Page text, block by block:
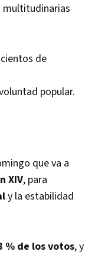
multitudinarias
de
popular.
que va a
XIV, para
y la estabilidad
% de los votos, y